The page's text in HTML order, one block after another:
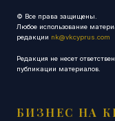
© Все права защищены.
Любое использование
редакции nk@vkcyprus.com
Редакция не несет
публикации материалов.
БИЗНЕС НА